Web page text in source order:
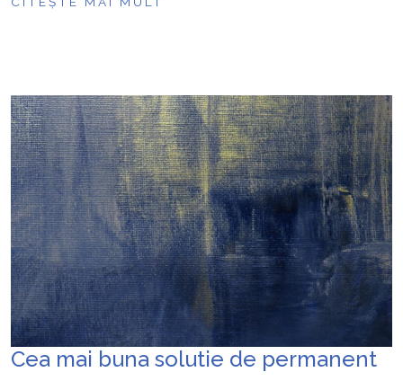
Cea mai buna solutie de permanent